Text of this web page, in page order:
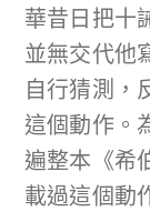
華昔日把十
並無交代他
自行猜測，
這個動作。
遍整本《希
載過這個動